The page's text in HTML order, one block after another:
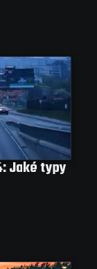
Jaké typy